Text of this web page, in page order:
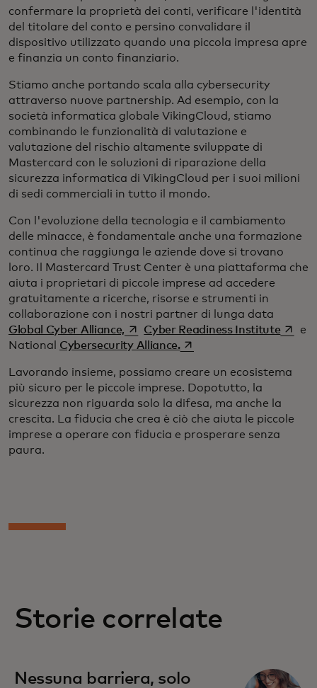
confermare la proprietà dei conti, verificare l'identità
del titolare del conto e persino convalidare il
dispositivo utilizzato quando una piccola impresa apre
e finanzia un conto finanziario.
Stiamo anche portando scala alla cybersecurity
attraverso nuove partnership. Ad esempio, con la
società informatica globale VikingCloud, stiamo
combinando le funzionalità di valutazione e
valutazione del rischio altamente sviluppate di
Mastercard con le soluzioni di riparazione della
sicurezza informatica di VikingCloud per i suoi milioni
di sedi commerciali in tutto il mondo.
Con l'evoluzione della tecnologia e il cambiamento
delle minacce, è fondamentale anche una formazione
continua che raggiunga le aziende dove si trovano
loro. Il Mastercard Trust Center è una piattaforma che
aiuta i proprietari di piccole imprese ad accedere
gratuitamente a ricerche, risorse e strumenti in
collaborazione con i nostri partner di lunga data
Global Cyber Alliance, si apre in una nuova scheda
Cyber Readiness Institutesi
e
National Cybersecurity Alliance.si apre in una nuova
Lavorando insieme, possiamo creare un ecosistema
più sicuro per le piccole imprese. Dopotutto, la
sicurezza non riguarda solo la difesa, ma anche la
crescita. La fiducia che crea è ciò che aiuta le piccole
imprese a operare con fiducia e prosperare senza
paura.
Storie correlate
Nessuna barriera, solo